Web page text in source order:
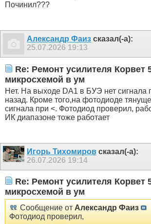
Починил???
Александр Фаиз сказал(-а):
25.07.2026 19:13
Re: Ремонт усилителя Корвет
микросхемой в ум
Нет. На выходе DA1 в БУЭ нет сигнала
назад. Кроме того,на фотодиоде
сигнала при <. Фотодиод проверил,
ИК диапазоне тоже работает
Игорь Тихомиров сказал(-а):
26.07.2026 19:14
Re: Ремонт усилителя Корвет
микросхемой в ум
Сообщение от Александр Фаиз
Фотодиод проверил,